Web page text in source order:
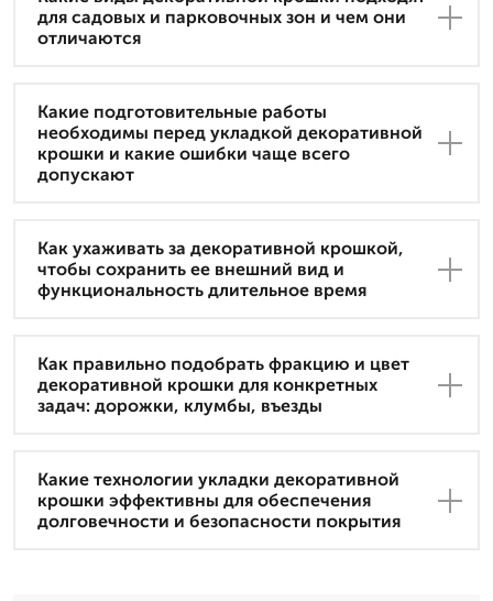
для садовых и парковочных зон и чем они
отличаются
Какие подготовительные работы
необходимы перед укладкой декоративной
крошки и какие ошибки чаще всего
допускают
Как ухаживать за декоративной крошкой,
чтобы сохранить ее внешний вид и
функциональность длительное время
Как правильно подобрать фракцию и цвет
декоративной крошки для конкретных
задач: дорожки, клумбы, въезды
Какие технологии укладки декоративной
крошки эффективны для обеспечения
долговечности и безопасности покрытия